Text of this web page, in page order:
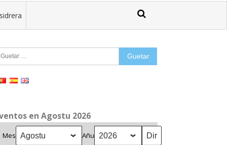
en Agostu 2026
Mes Añu